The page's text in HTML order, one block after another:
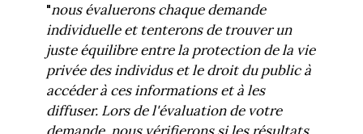
"nous évaluerons chaque demande
individuelle et tenterons de trouver un
juste équilibre entre la protection de la vie
privée des individus et le droit du public à
accéder à ces informations et à les
diffuser. Lors de l'évaluation de votre